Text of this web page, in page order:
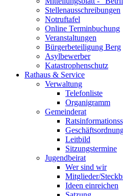
Stellenausschreibungen
Notruftafel
Online Terminbuchung
Veranstaltungen
Bürgerbeteiligung Berg
Asylbewerber
Katastrophenschutz
Rathaus & Service
Verwaltung
Telefonliste
Organigramm
Gemeinderat
Leitbild
Sitzungstermine
Jugendbeirat
Wer sind wir
Mitglieder/
Ideen einreichen